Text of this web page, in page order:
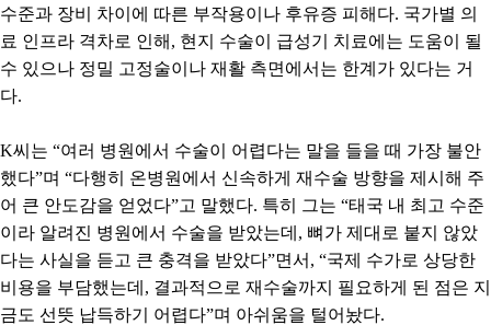
수준과 장비 차이에 따른 부작용이나 후유증 피해다. 국가별 의
료 인프라 격차로 인해 , 현지 수술이 급성기 치료에는 도움이 될
수 있으나 정밀 고정술이나 재활 측면에서는 한계가 있다는 거
다.
K씨는 “여러 병원에서 수술이 어렵다는 말을 들을 때 가장 불안
했다”며 “다행히 온병원에서 신속하게 재수술 방향을 제시해 주
어 큰 안도감을 얻었다”고 말했다. 특히 그는 “태국 내 최고 수준
이라 알려진 병원에서 수술을 받았는데 , 뼈가 제대로 붙지 않았
다는 사실을 듣고 큰 충격을 받았다”면서 , “국제 수가로 상당한
비용을 부담했는데 , 결과적으로 재수술까지 필요하게 된 점은 지
금도 선뜻 납득하기 어렵다”며 아쉬움을 털어놨다.